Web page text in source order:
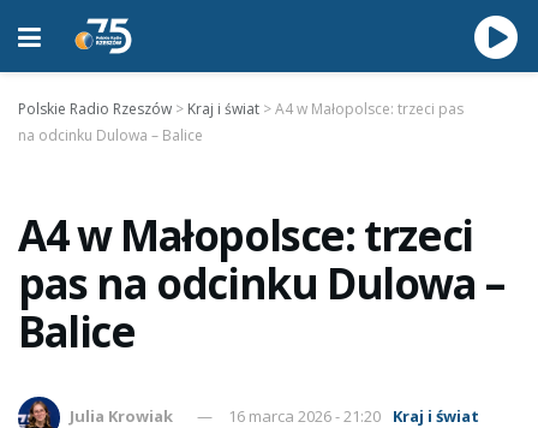
Polskie Radio Rzeszów > Kraj i świat >A4 w Małopolsce: trzeci pas
na odcinku Dulowa – Balice
A4 w Małopolsce: trzeci
pas na odcinku Dulowa –
Balice
Julia Krowiak 16 marca 2026 - 21:20
Kraj i świat